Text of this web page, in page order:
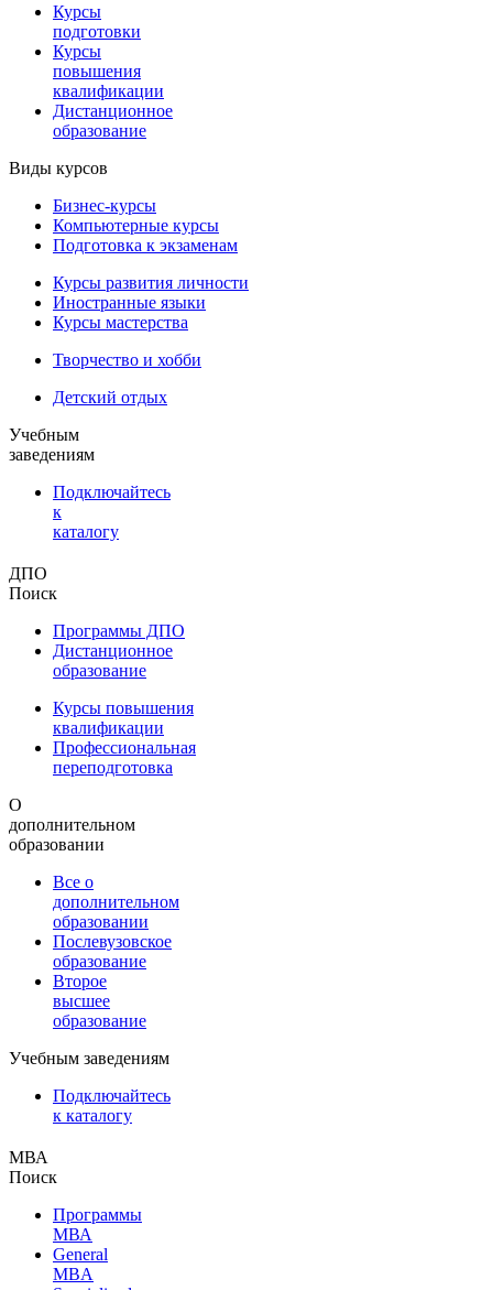
Курсы
подготовки
Курсы
повышения
квалификации
Дистанционное
образование
Виды курсов
Бизнес-курсы
Компьютерные курсы
Подготовка к экзаменам
Курсы развития личности
Иностранные языки
Курсы мастерства
Творчество и хобби
Детский отдых
Учебным
заведениям
Подключайтесь
к
каталогу
ДПО
Поиск
Программы ДПО
Дистанционное
образование
Курсы повышения
квалификации
Профессиональная
переподготовка
О
дополнительном
образовании
Все о
дополнительном
образовании
Послевузовское
образование
Второе
высшее
образование
Учебным заведениям
Подключайтесь
к каталогу
МВА
Поиск
Программы
МВА
General
MBA